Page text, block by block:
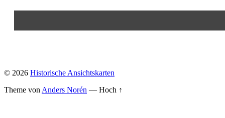
© 2026 Historische Ansichtskarten
Theme von Anders Norén — Hoch ↑